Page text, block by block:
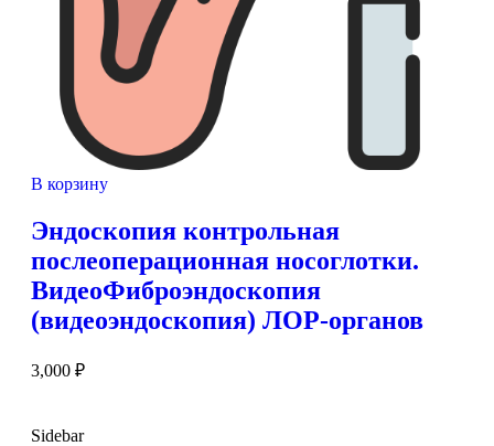
В корзину
Эндоскопия контрольная
послеоперационная носоглотки.
ВидеоФиброэндоскопия
(видеоэндоскопия) ЛОР-органов
3,000 ₽
Sidebar